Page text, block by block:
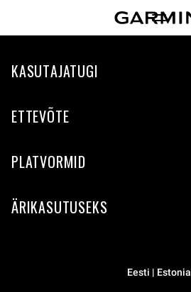
KASUTAJATUGI
ETTEVÕTE
PLATVORMID
ÄRIKASUTUSEKS
Eesti | Estonia